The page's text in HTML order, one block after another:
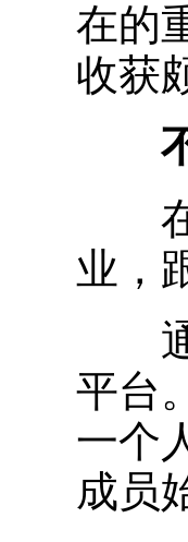
在的
收获
不
在
业，
通
平台
一个
成员